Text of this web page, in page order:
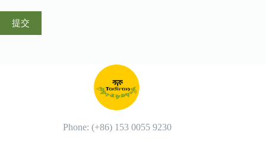
提交
Phone: (+86) 153 0055 9230